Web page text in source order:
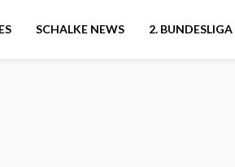
SCHALKE NEWS 2. BUNDESLIGA